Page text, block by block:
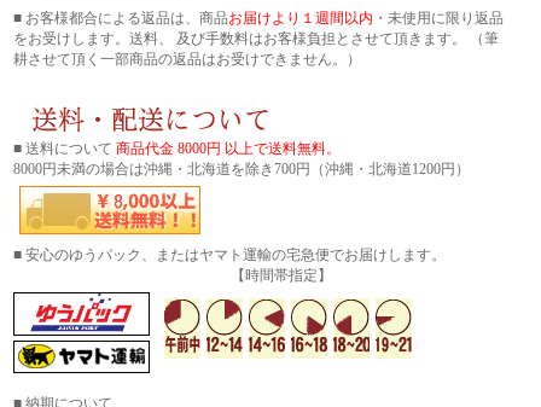
■ お客様都合による返品は、商品お届けより１週間以内 ・未使用に限り返品
をお受けします。送料、 及び手数料はお客様負担とさせて頂きます。 （筆
耕させて頂く一部商品の返品はお受けできません。）
■ 送料について 商品代金 8000円 以上で送料無料。
8000円未満の場合は沖縄・北海道を除き700円（沖縄・北海道1200円）
■ 安心のゆうパック、またはヤマト運輸の宅急便でお届けします。
【時間帯指定】
■ 納期について